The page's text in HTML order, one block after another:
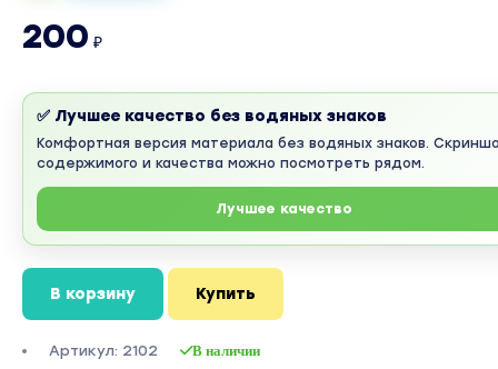
200 ₽
✅ Лучшее качество без водяных знаков
Комфортная версия материала без водяных знаков.
содержимого и качества можно посмотреть рядом.
Лучшее качество
В корзину Купить
Артикул: 2102 В наличии